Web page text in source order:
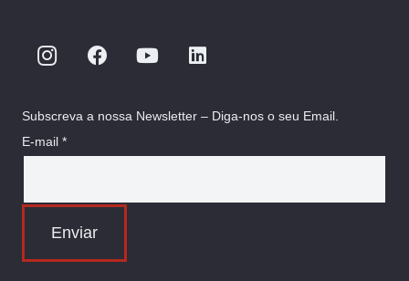
Subscreva a nossa Newsletter – Diga-nos o seu Email.
E-mail *